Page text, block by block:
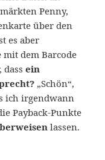
Penny,
über den
es aber
dem Barcode
dassein
„Schön“,
ich irgendwann
Payback-Punkte
lassen.